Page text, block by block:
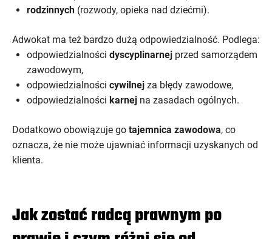
rodzinnych (rozwody, opieka nad dziećmi).
Adwokat ma też bardzo dużą odpowiedzialność. Podlega:
odpowiedzialności dyscyplinarnej przed samorządem
zawodowym,
odpowiedzialności cywilnej za błędy zawodowe,
odpowiedzialności karnej na zasadach ogólnych.
Dodatkowo obowiązuje go tajemnica zawodowa, co
oznacza, że nie może ujawniać informacji uzyskanych od
klienta.
Jak zostać radcą prawnym po